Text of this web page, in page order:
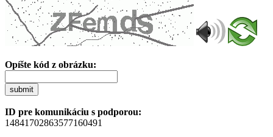
Opíšte kód z obrázku:
submit
ID pre komunikáciu s podporou:
14841702863577160491